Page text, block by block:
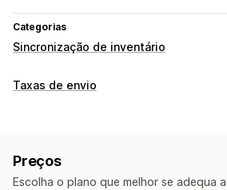
Categorias
Sincronização de inventário
Taxas de envio
Preços
Escolha o plano que melhor se adequa